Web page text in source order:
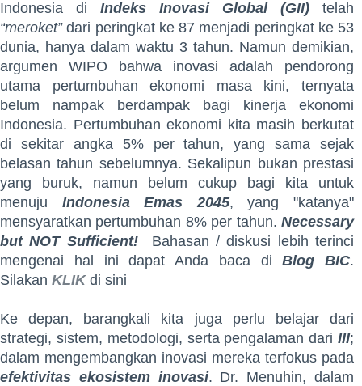
Indonesia di Indeks Inovasi Global (GII) telah
“meroket”dari peringkat ke 87 menjadi peringkat ke 53
dunia, hanya dalam waktu 3 tahun. Namun demikian,
argumen WIPO bahwa inovasi adalah pendorong
utama pertumbuhan ekonomi masa kini, ternyata
belum nampak berdampak bagi kinerja ekonomi
Indonesia. Pertumbuhan ekonomi kita masih berkutat
di sekitar angka 5% per tahun, yang sama sejak
belasan tahun sebelumnya. Sekalipun bukan prestasi
yang buruk, namun belum cukup bagi kita untuk
menuju Indonesia Emas 2045, yang "katanya"
mensyaratkan pertumbuhan 8% per tahun. Necessary
but NOT Sufficient!Bahasan / diskusi lebih terinci
mengenai hal ini dapat Anda baca diBlog BIC.
Silakan KLIK di sini
Ke depan, barangkali kita juga perlu belajar dari
strategi, sistem, metodologi, serta pengalaman dari III;
dalam mengembangkan inovasi mereka terfokus pada
efektivitas ekosistem inovasi. Dr. Menuhin, dalam